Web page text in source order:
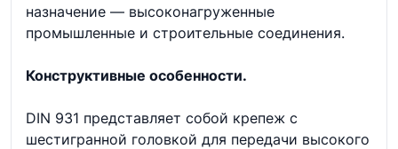
назначение — высоконагруженные
промышленные и строительные соединения.
Конструктивные особенности.
DIN 931 представляет собой крепеж с
шестигранной головкой для передачи высокого